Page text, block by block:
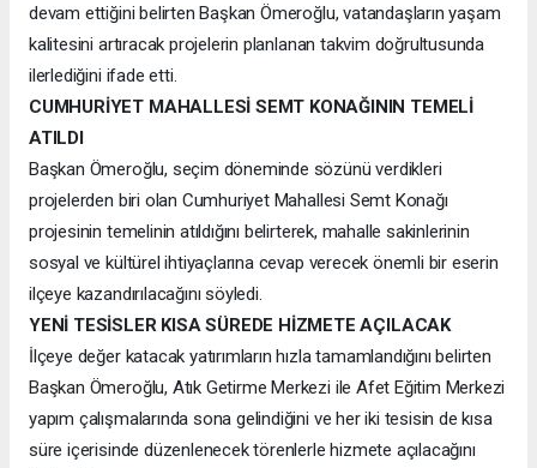
devam ettiğini belirten Başkan Ömeroğlu, vatandaşların yaşam
kalitesini artıracak projelerin planlanan takvim doğrultusunda
ilerlediğini ifade etti.
CUMHURİYET MAHALLESİ SEMT KONAĞININ TEMELİ
ATILDI
Başkan Ömeroğlu, seçim döneminde sözünü verdikleri
projelerden biri olan Cumhuriyet Mahallesi Semt Konağı
projesinin temelinin atıldığını belirterek, mahalle sakinlerinin
sosyal ve kültürel ihtiyaçlarına cevap verecek önemli bir eserin
ilçeye kazandırılacağını söyledi.
YENİ TESİSLER KISA SÜREDE HİZMETE AÇILACAK
İlçeye değer katacak yatırımların hızla tamamlandığını belirten
Başkan Ömeroğlu, Atık Getirme Merkezi ile Afet Eğitim Merkezi
yapım çalışmalarında sona gelindiğini ve her iki tesisin de kısa
süre içerisinde düzenlenecek törenlerle hizmete açılacağını